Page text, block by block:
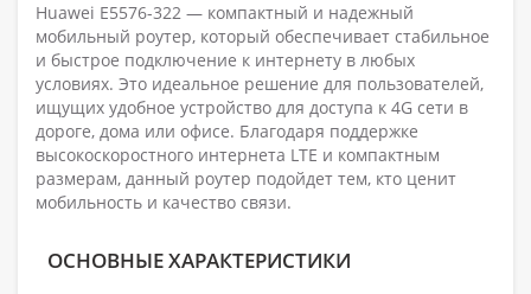
Huawei E5576-322 — компактный и надежный
мобильный роутер, который обеспечивает стабильное
и быстрое подключение к интернету в любых
условиях. Это идеальное решение для пользователей,
ищущих удобное устройство для доступа к 4G сети в
дороге, дома или офисе. Благодаря поддержке
высокоскоростного интернета LTE и компактным
размерам, данный роутер подойдет тем, кто ценит
мобильность и качество связи.
ОСНОВНЫЕ ХАРАКТЕРИСТИКИ